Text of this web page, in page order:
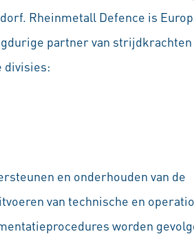
Rheinmetall Defence is
partner van
divisies:
en onderhouden van de
van technische en
worden